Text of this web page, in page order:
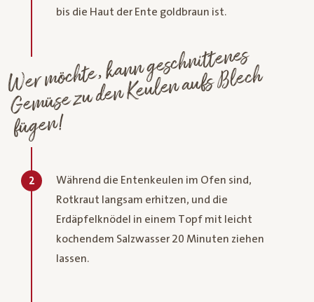
bis die Haut der Ente goldbraun ist.
Wer
möchte, kann geschnittenes
Ge
müse zu den Keulen aufs
Blech
fügen!
2
Während die Entenkeulen im Ofen sind,
Rotkraut langsam erhitzen, und die
Erdäpfelknödel in einem Topf mit leicht
kochendem Salzwasser 20 Minuten ziehen
lassen.